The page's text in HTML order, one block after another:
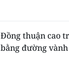
Đồng thuận cao
bằng đường